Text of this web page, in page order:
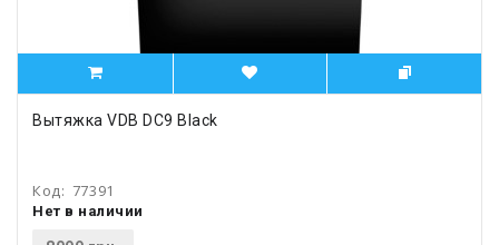
Вытяжка VDB DC9 Black
Код: 77391
Нет в наличии